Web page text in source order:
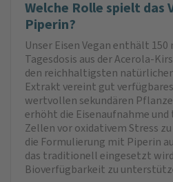
Welche Rolle spielt das
Piperin?
Unser Eisen Vegan enthält
Tagesdosis aus der Acerola-
den reichhaltigsten
Extrakt vereint gut
wertvollen sekundären
erhöht die Eisenaufnahme und
Zellen vor oxidativem Stress
die Formulierung mit Piperin
das traditionell eingesetzt
Bioverfügbarkeit zu